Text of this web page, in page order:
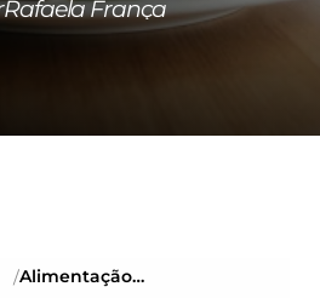
Rafaela França
/Alimentação